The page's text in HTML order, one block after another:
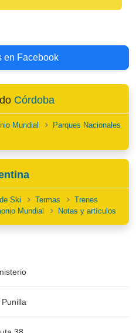
en Facebook
Córdoba
Mundial
Parques Nacionales
Ski Termas
Trenes
Mundial Notas y artículos